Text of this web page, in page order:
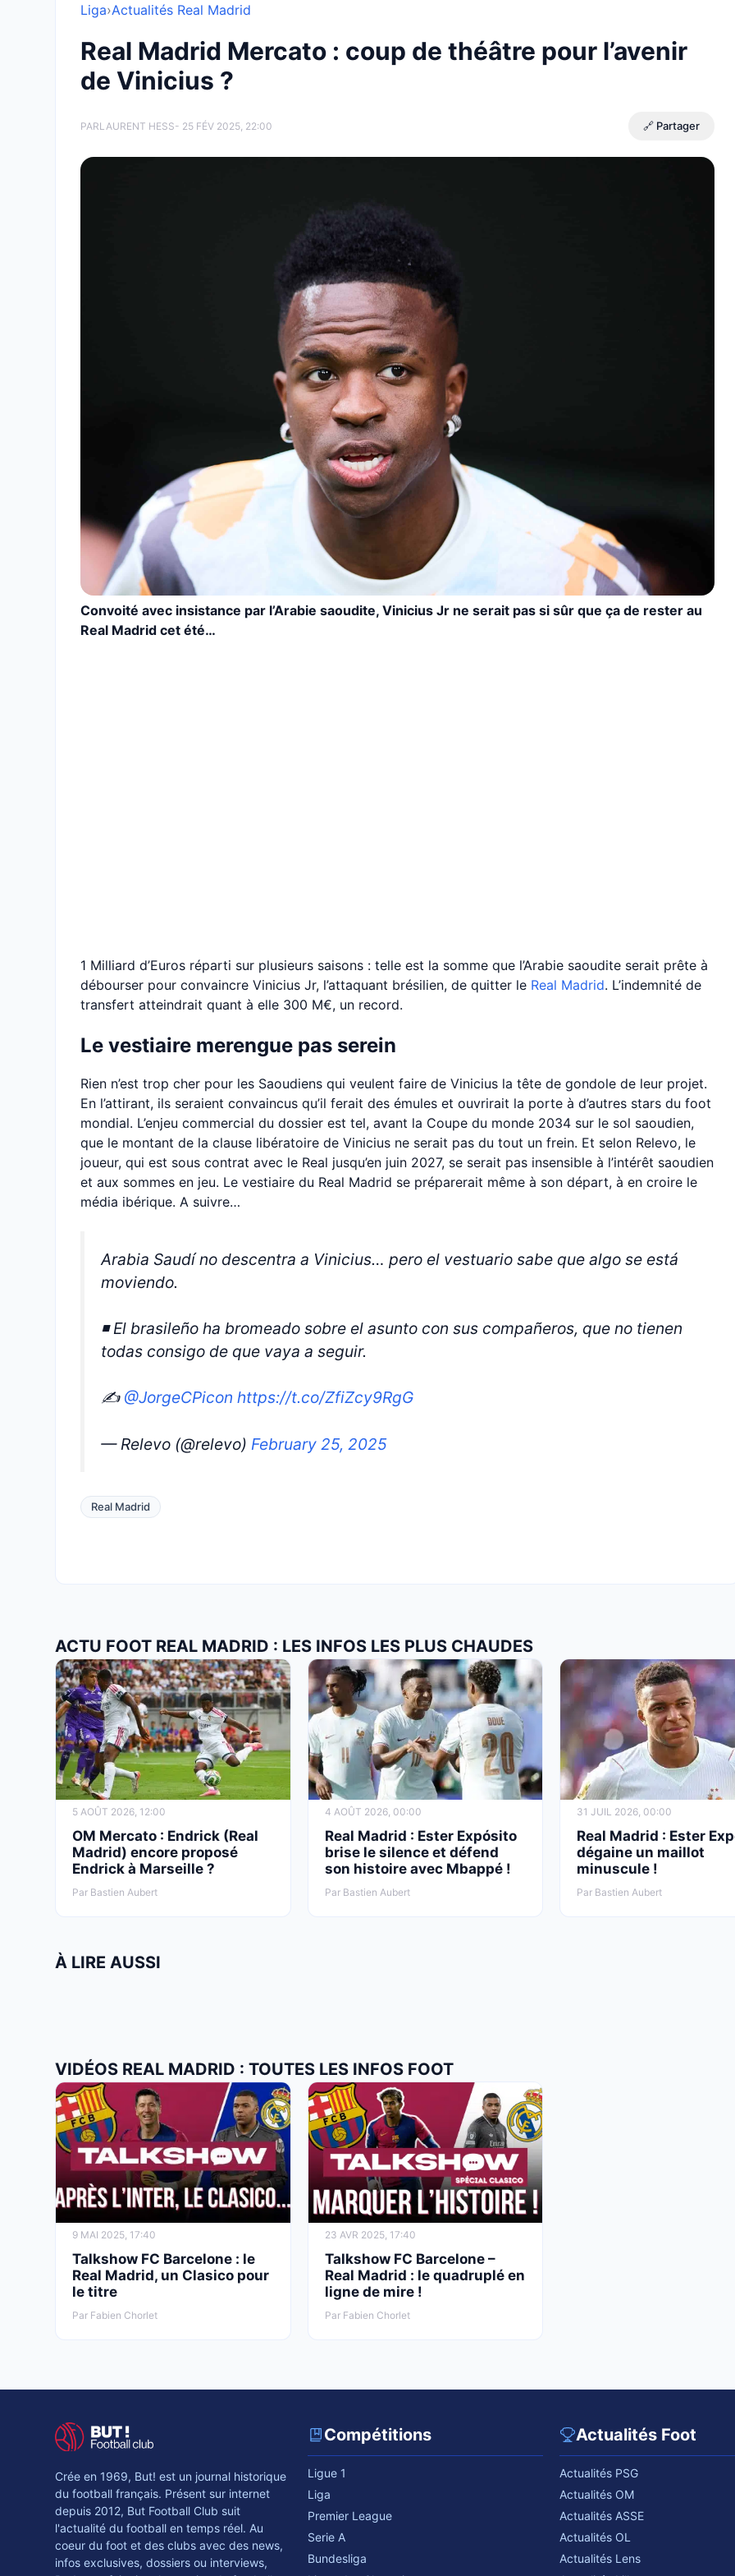
Liga›Actualités Real Madrid
Real Madrid Mercato : coup de théâtre pour l’avenir
de Vinicius ?
PARLAURENT HESS- 25 FÉV 2025, 22:00 🔗 Partager
Convoité avec insistance par l’Arabie saoudite, Vinicius Jr ne serait pas si sûr que ça de rester au
Real Madrid cet été…
1 Milliard d’Euros réparti sur plusieurs saisons : telle est la somme que l’Arabie saoudite serait prête à
débourser pour convaincre Vinicius Jr, l’attaquant brésilien, de quitter le Real Madrid. L’indemnité de
transfert atteindrait quant à elle 300 M€, un record.
Le vestiaire merengue pas serein
Rien n’est trop cher pour les Saoudiens qui veulent faire de Vinicius la tête de gondole de leur projet.
En l’attirant, ils seraient convaincus qu’il ferait des émules et ouvrirait la porte à d’autres stars du foot
mondial. L’enjeu commercial du dossier est tel, avant la Coupe du monde 2034 sur le sol saoudien,
que le montant de la clause libératoire de Vinicius ne serait pas du tout un frein. Et selon Relevo, le
joueur, qui est sous contrat avec le Real jusqu’en juin 2027, se serait pas insensible à l’intérêt saoudien
et aux sommes en jeu. Le vestiaire du Real Madrid se préparerait même à son départ, à en croire le
média ibérique. A suivre…
Arabia Saudí no descentra a Vinicius… pero el vestuario sabe que algo se está
moviendo.
◾️ El brasileño ha bromeado sobre el asunto con sus compañeros, que no tienen
todas consigo de que vaya a seguir.
✍️ @JorgeCPicon https://t.co/ZfiZcy9RgG
— Relevo (@relevo) February 25, 2025
Real Madrid
ACTU FOOT REAL MADRID : LES INFOS LES PLUS CHAUDES
5 AOÛT 2026, 12:00
OM Mercato : Endrick (Real
Madrid) encore proposé
Endrick à Marseille ?
Par Bastien Aubert
4 AOÛT 2026, 00:00
Real Madrid : Ester Expósito
brise le silence et défend
son histoire avec Mbappé !
Par Bastien Aubert
31 JUIL 2026, 00:00
Real Madrid : Ester
dégaine un maillot
minuscule !
Par Bastien Aubert
À LIRE AUSSI
VIDÉOS REAL MADRID : TOUTES LES INFOS FOOT
9 MAI 2025, 17:40
Talkshow FC Barcelone : le
Real Madrid, un Clasico pour
le titre
Par Fabien Chorlet
23 AVR 2025, 17:40
Talkshow FC Barcelone –
Real Madrid : le quadruplé en
ligne de mire !
Par Fabien Chorlet
Crée en 1969, But! est un journal historique
du football français. Présent sur internet
depuis 2012, But Football Club suit
l'actualité du football en temps réel. Au
coeur du foot et des clubs avec des news,
infos exclusives, dossiers ou interviews,
Compétitions
Ligue 1
Liga
Premier League
Serie A
Bundesliga
Actualités Foot
Actualités PSG
Actualités OM
Actualités ASSE
Actualités OL
Actualités Lens